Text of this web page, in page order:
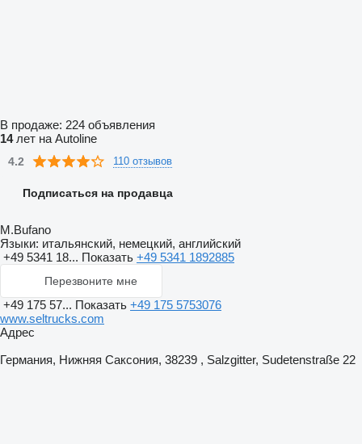
В продаже: 224 объявления
14лет на Autoline
4.2 110 отзывов
Подписаться на продавца
M.Bufano
Языки: итальянский, немецкий, английский
+49 5341 18... Показать +49 5341 1892885
Перезвоните мне
+49 175 57... Показать +49 175 5753076
www.seltrucks.com
Адрес
Германия, Нижняя Саксония, 38239 , Salzgitter, Sudetenstraße 22